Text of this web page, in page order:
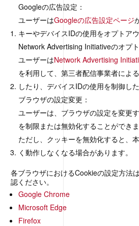
Googleの広告設定：
ユーザーはGoogleの広告設定ページ
キーやデバイスIDの使用をオプトアウ
Network Advertising Initiativeのオプ
ユーザーはNetwork Advertising
を利用して、第三者配信事業者によ
したり、デバイスIDの使用を制御した
ブラウザの設定変更：
ユーザーは、ブラウザの設定を変更
を制限または無効化することができま
ただし、クッキーを無効化すると、
く動作しなくなる場合があります。
各ブラウザにおけるCookieの設定方法
認ください。
Google Chrome
Microsoft Edge
Firefox